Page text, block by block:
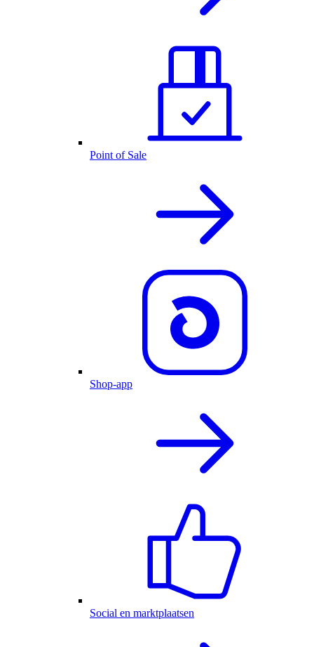
Point of Sale
Shop-app
Social en marktplaatsen